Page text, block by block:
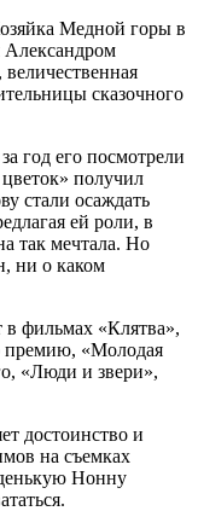
Медной горы в
Александром
сказочного
год его посмотрели
получил
стали осаждать
ей роли, в
так мечтала. Но
ни о каком
в фильмах «Клятва»,
премию, «Молодая
«Люди и звери»,
достоинство и
на съемках
Нонну